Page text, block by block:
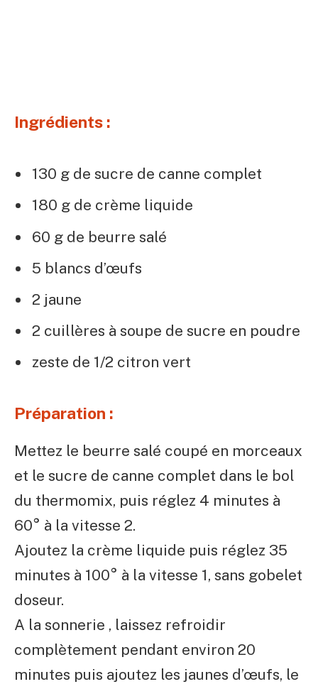
Ingrédients :
130 g de sucre de canne complet
180 g de crème liquide
60 g de beurre salé
5 blancs d’œufs
2 jaune
2 cuillères à soupe de sucre en poudre
zeste de 1/2 citron vert
Préparation :
Mettez le beurre salé coupé en morceaux
et le sucre de canne complet dans le bol
du thermomix, puis réglez 4 minutes à
60° à la vitesse 2.
Ajoutez la crème liquide puis réglez 35
minutes à 100° à la vitesse 1, sans gobelet
doseur.
A la sonnerie , laissez refroidir
complètement pendant environ 20
minutes puis ajoutez les jaunes d’œufs, le